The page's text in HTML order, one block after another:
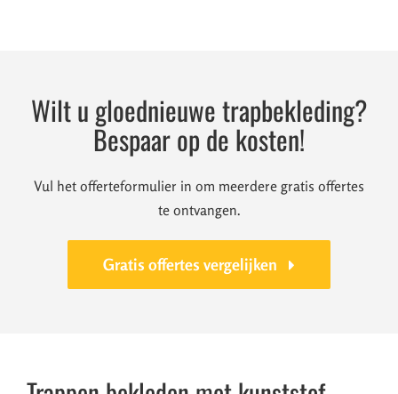
Wilt u gloednieuwe trapbekleding?
Bespaar op de kosten!
Vul het offerteformulier in om meerdere gratis offertes
te ontvangen.
Gratis offertes vergelijken